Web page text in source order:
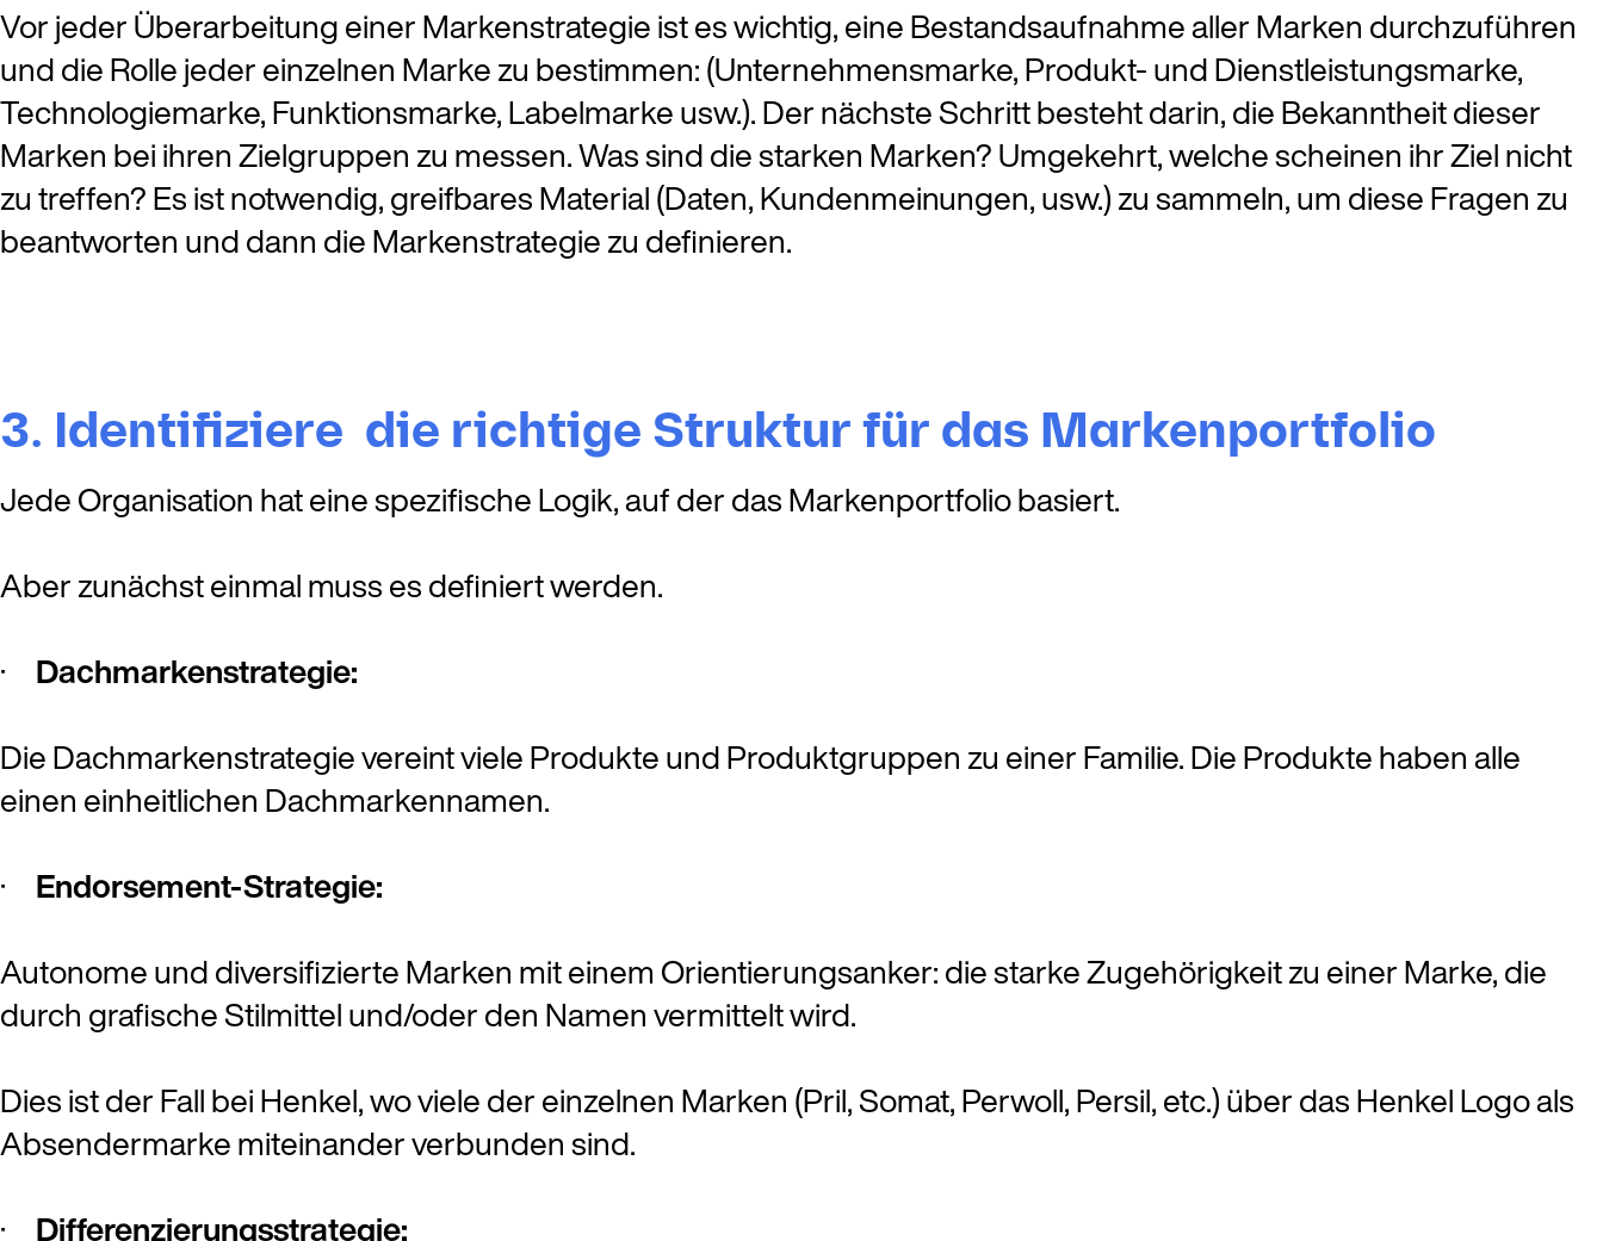
Vor jeder Überarbeitung einer Markenstrategie ist es wichtig, eine Bestandsaufnahme aller Marken durchzuführen
und die Rolle jeder einzelnen Marke zu bestimmen: (Unternehmensmarke, Produkt- und Dienstleistungsmarke,
Technologiemarke, Funktionsmarke, Labelmarke usw.). Der nächste Schritt besteht darin, die Bekanntheit dieser
Marken bei ihren Zielgruppen zu messen. Was sind die starken Marken? Umgekehrt, welche scheinen ihr Ziel nicht
zu treffen? Es ist notwendig, greifbares Material (Daten, Kundenmeinungen, usw.) zu sammeln, um diese Fragen zu
beantworten und dann die Markenstrategie zu definieren.
3. Identifiziere die richtige Struktur für das Markenportfolio
Jede Organisation hat eine spezifische Logik, auf der das Markenportfolio basiert.
Aber zunächst einmal muss es definiert werden.
· Dachmarkenstrategie:
Die Dachmarkenstrategie vereint viele Produkte und Produktgruppen zu einer Familie. Die Produkte haben alle
einen einheitlichen Dachmarkennamen.
· Endorsement-Strategie:
Autonome und diversifizierte Marken mit einem Orientierungsanker: die starke Zugehörigkeit zu einer Marke, die
durch grafische Stilmittel und/oder den Namen vermittelt wird.
Dies ist der Fall bei Henkel, wo viele der einzelnen Marken (Pril, Somat, Perwoll, Persil, etc.) über das Henkel Logo als
Absendermarke miteinander verbunden sind.
· Differenzierungsstrategie: